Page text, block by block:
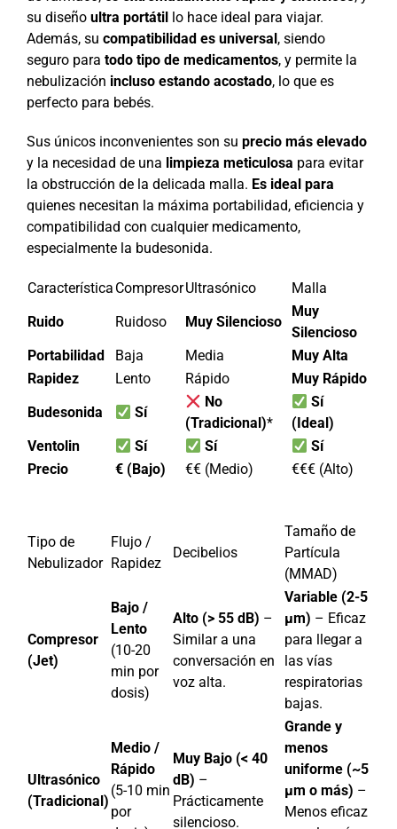
su diseño ultra portátillo hace ideal para viajar.
Además, su compatibilidad es universal, siendo
seguro para todo tipo de medicamentos, y permite la
nebulización incluso estando acostado, lo que es
perfecto para bebés.
Sus únicos inconvenientes son su precio más elevado
y la necesidad de una limpieza meticulosa para evitar
la obstrucción de la delicada malla. Es ideal para
quienes necesitan la máxima portabilidad, eficiencia y
compatibilidad con cualquier medicamento,
especialmente la budesonida.
Característica CompresorUltrasónico
Malla
Ruido
Ruidoso Muy Silencioso
Muy
Silencioso
Portabilidad
Baja Media
Muy Alta
Rapidez
Lento Rápido
Muy Rápido
Budesonida
Sí
No
(Tradicional)*
Sí
(Ideal)
Ventolin
Sí Sí
Sí
Precio
€ (Bajo) €€ (Medio) €€€ (Alto)
Tipo de
Nebulizador
Flujo /
Rapidez
Decibelios
Tamaño de
Partícula
(MMAD)
Compresor
(Jet)
Bajo /
Lento
(10-20
min por
dosis)
Alto (> 55 dB) –
Similar a una
conversación en
voz alta.
Variable (2-5
µm) – Eficaz
para llegar a
las vías
respiratorias
bajas.
Ultrasónico
(Tradicional)
Medio /
Rápido
(5-10 min
por
Muy Bajo (< 40
dB) –
Prácticamente
silencioso.
Grande y
menos
uniforme (~5
µm o más) –
Menos eficaz